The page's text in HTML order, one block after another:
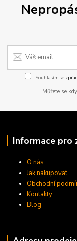
Souhlasím se
Můžete se
Informace pro
O nás
Jak nakupovat
Obchodní
Kontakty
Blog